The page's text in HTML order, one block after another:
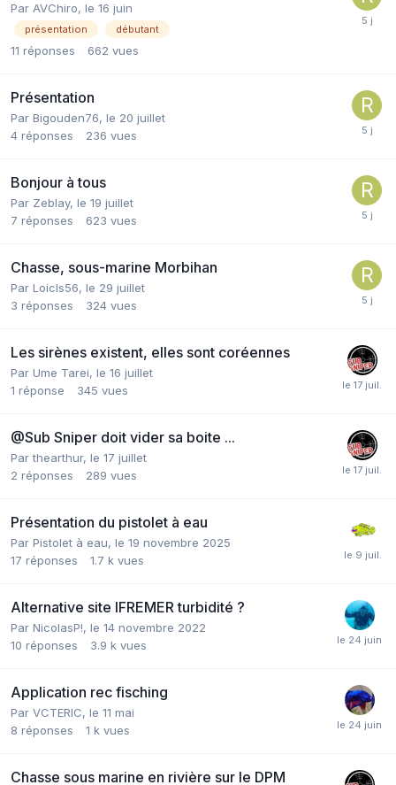
Par AVChiro, le 16 juin
présentation débutant
11 réponses 662 vues
Présentation
Par Bigouden76, le 20 juillet
4 réponses 236 vues
Bonjour à tous
Par Zeblay, le 19 juillet
7 réponses 623 vues
Chasse, sous-marine Morbihan
Par Loicls56, le 29 juillet
3 réponses 324 vues
Les sirènes existent, elles sont coréennes
Par Ume Tarei, le 16 juillet
1 réponse 345 vues
@Sub Sniper doit vider sa boite ...
Parthearthur, le 17 juillet
2 réponses 289 vues
Présentation du pistolet à eau
Par Pistolet à eau, le 19 novembre 2025
17 réponses 1.7 k vues
Alternative site IFREMER turbidité ?
Par NicolasP!, le 14 novembre 2022
10 réponses 3.9 k vues
Application rec fisching
Par VCTERIC, le 11 mai
8 réponses 1 k vues
Chasse sous marine en rivière sur le DPM